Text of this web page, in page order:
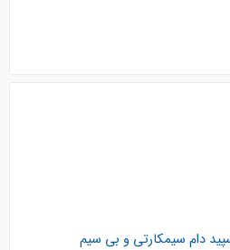
دام سیمکارتی و بی سیم